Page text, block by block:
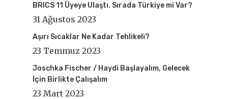
BRICS 11 Üyeye Ulaştı. Sırada Türkiye mi Var?
31 Ağustos 2023
Aşırı Sıcaklar Ne Kadar Tehlikeli?
23 Temmuz 2023
Joschka Fischer / Haydi Başlayalım, Gelecek
İçin Birlikte Çalışalım
23 Mart 2023